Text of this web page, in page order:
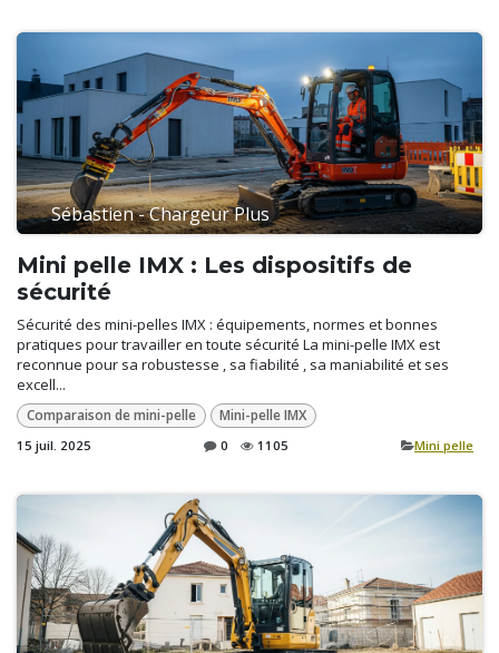
Sébastien - Chargeur Plus
Mini pelle IMX : Les dispositifs de
sécurité
Sécurité des mini-pelles IMX : équipements, normes et bonnes
pratiques pour travailler en toute sécurité La mini-pelle IMX est
reconnue pour sa robustesse , sa fiabilité , sa maniabilité et ses
excell...
Comparaison de mini-pelle Mini-pelle IMX
15 juil. 2025 0 1105 ​Mini pelle